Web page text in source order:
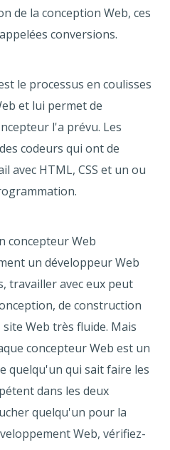
de la conception Web, ces
conversions.
le processus en coulisses
et lui permet de
l'a prévu. Les
codeurs qui ont de
avec HTML, CSS et un ou
concepteur Web
un développeur Web
travailler avec eux peut
de construction
Web très fluide. Mais
concepteur Web est un
quelqu'un qui sait faire les
dans les deux
quelqu'un pour la
Web, vérifiez-